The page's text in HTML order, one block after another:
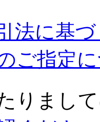
法に基
ご指定
りまし